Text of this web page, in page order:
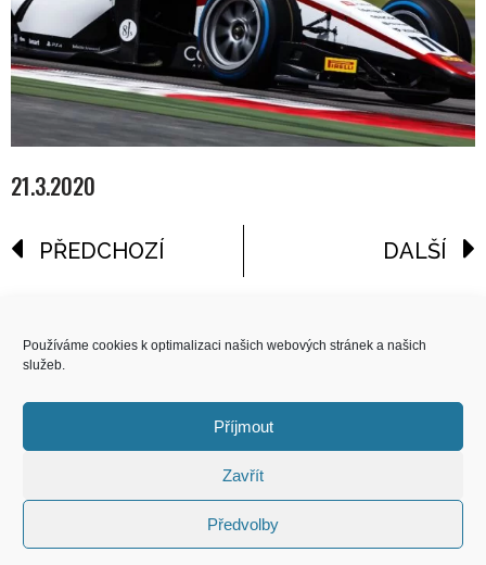
Používáme cookies k optimalizaci našich webových stránek a našich
služeb.
Příjmout
Zavřít
Předvolby
21.3.2020
PŘEDCHOZÍ DALŠÍ
COPYRIGHT
© 2026 Speed Limit,
All Rights Reserved